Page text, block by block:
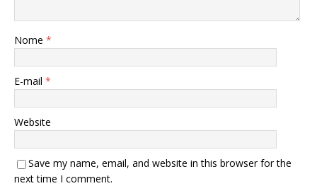
Nome *
E-mail *
Website
Save my name, email, and website in this browser for the
next time I comment.